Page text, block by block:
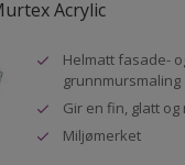
Acrylic
Helmatt fasade-
grunnmursmaling
Gir en fin, glatt
Miljømerket